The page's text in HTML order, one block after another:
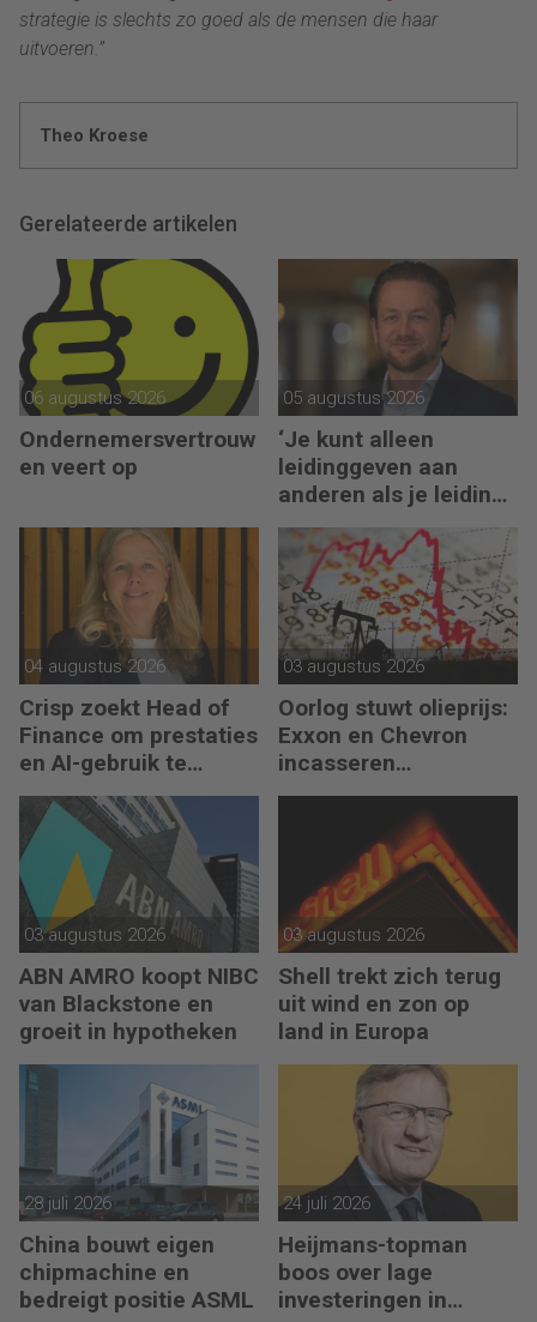
strategie is slechts zo goed als de mensen die haar
uitvoeren.”
Theo Kroese
Gerelateerde artikelen
06 augustus 2026
Ondernemersvertrouw
en veert op
05 augustus 2026
‘Je kunt alleen
leidinggeven aan
anderen als je leiding
kunt geven aan jezelf’
04 augustus 2026
Crisp zoekt Head of
Finance om prestaties
en AI-gebruik te
versnellen
03 augustus 2026
Oorlog stuwt olieprijs:
Exxon en Chevron
incasseren
miljardenwinsten
03 augustus 2026
ABN AMRO koopt NIBC
van Blackstone en
groeit in hypotheken
03 augustus 2026
Shell trekt zich terug
uit wind en zon op
land in Europa
28 juli 2026
China bouwt eigen
chipmachine en
bedreigt positie ASML
24 juli 2026
Heijmans-topman
boos over lage
investeringen in